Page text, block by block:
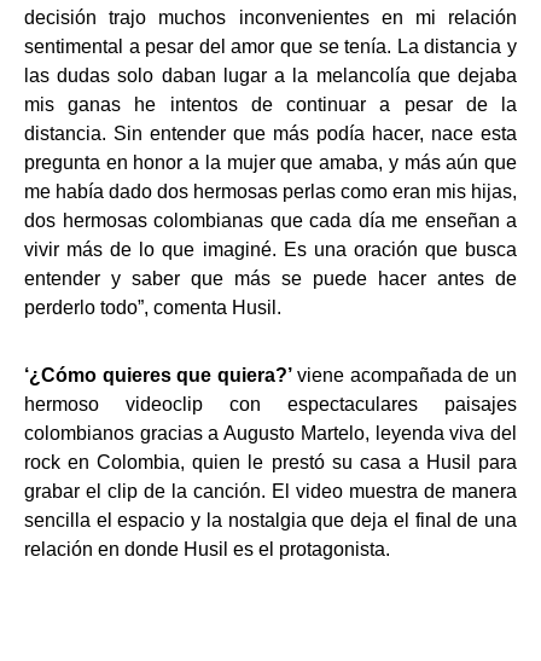
decisión trajo muchos inconvenientes en mi relación
sentimental a pesar del amor que se tenía. La distancia y
las dudas solo daban lugar a la melancolía que dejaba
mis ganas he intentos de continuar a pesar de la
distancia. Sin entender que más podía hacer, nace esta
pregunta en honor a la mujer que amaba, y más aún que
me había dado dos hermosas perlas como eran mis hijas,
dos hermosas colombianas que cada día me enseñan a
vivir más de lo que imaginé. Es una oración que busca
entender y saber que más se puede hacer antes de
perderlo todo”, comenta Husil.
‘¿Cómo quieres que quiera?’viene acompañada de un
hermoso videoclip con espectaculares paisajes
colombianos gracias a Augusto Martelo, leyenda viva del
rock en Colombia, quien le prestó su casa a Husil para
grabar el clip de la canción. El video muestra de manera
sencilla el espacio y la nostalgia que deja el final de una
relación en donde Husil es el protagonista.